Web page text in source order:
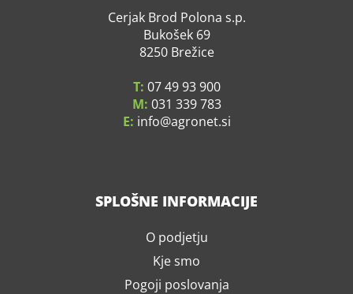
Cerjak Brod Polona s.p.
Bukošek 69
8250 Brežice
T: 07 49 93 900
M: 031 339 783
E: info agronet.si
SPLOŠNE INFORMACIJE
O podjetju
Kje smo
Pogoji poslovanja